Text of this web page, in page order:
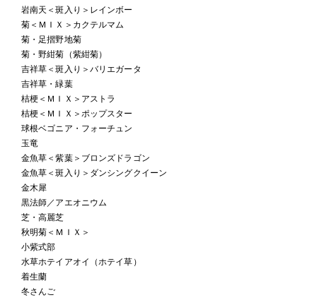
岩南天＜斑入り＞レインボー
菊＜ＭＩＸ＞カクテルマム
菊・足摺野地菊
菊・野紺菊（紫紺菊）
吉祥草＜斑入り＞バリエガータ
吉祥草・緑葉
桔梗＜ＭＩＸ＞アストラ
桔梗＜ＭＩＸ＞ポップスター
球根ベゴニア・フォーチュン
玉竜
金魚草＜紫葉＞ブロンズドラゴン
金魚草＜斑入り＞ダンシングクイーン
金木犀
黒法師／アエオニウム
芝・高麗芝
秋明菊＜ＭＩＸ＞
小紫式部
水草ホテイアオイ（ホテイ草）
着生蘭
冬さんご